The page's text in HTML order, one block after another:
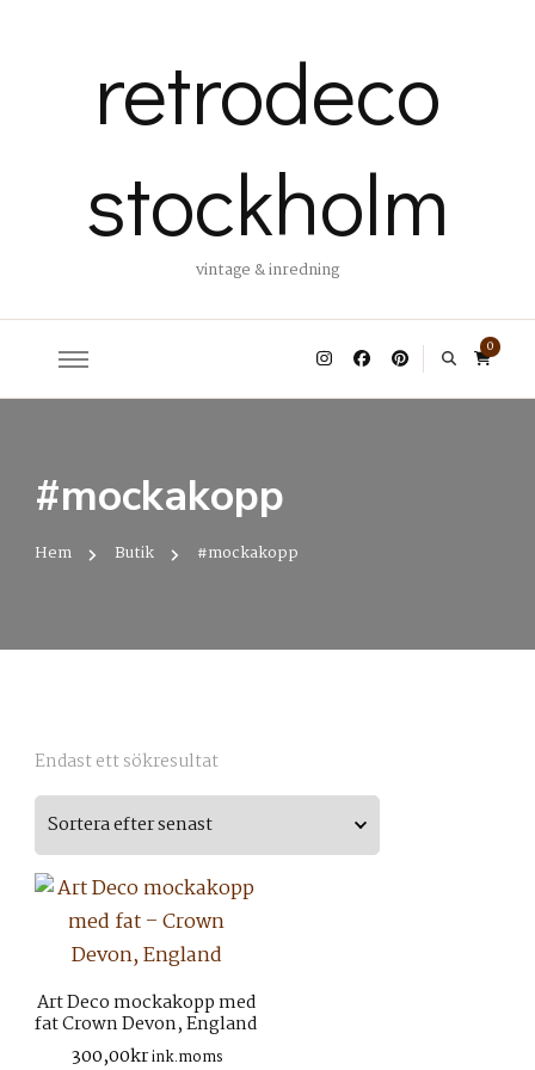
retrodeco
stockholm
vintage & inredning
0
#mockakopp
Hem Butik #mockakopp
Endast ett sökresultat
Art Deco mockakopp med
fat Crown Devon, England
300,00krink.moms